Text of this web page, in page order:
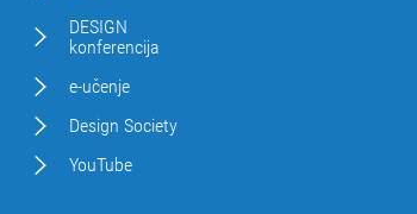
DESIGN
konferencija
e-učenje
Design Society
YouTube